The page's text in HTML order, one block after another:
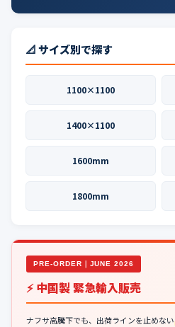
📐 サイズ別で探す
1100×1100
1400×1100
1600mm
1800mm
PRE-ORDER｜JUNE 2026
⚡ 中国製 緊急輸入販売
ナフサ高騰下でも、出荷ラインを止めない